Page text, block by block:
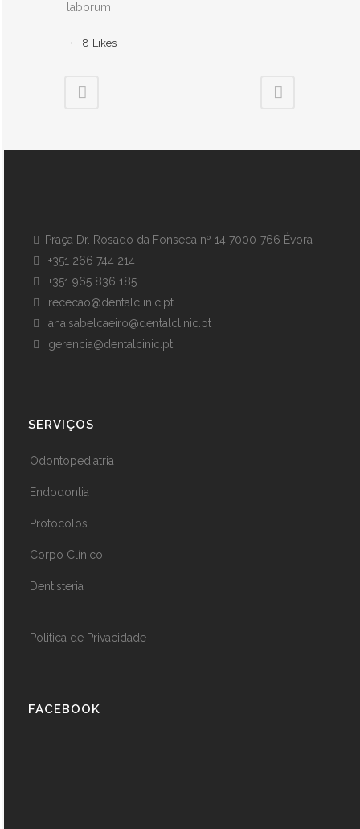
laborum
8 Likes
Praça Dr. Rosado da Fonseca nº 14 7000-766 Évora
+351 266 744 214
+351 965 836 185
rececao@dentalclinic.pt
anaisabelcaeiro@dentalclinic.pt
gerencia@dentalcinic.pt
SERVIÇOS
Odontopediatria
Endodontia
Protocolos
Corpo Clínico
Dentisteria
Politica de Privacidade
FACEBOOK